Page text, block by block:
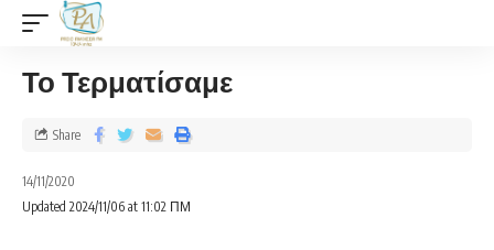
Το Τερματίσαμε
14/11/2020
Updated 2024/11/06 at 11:02 ΠΜ
Share